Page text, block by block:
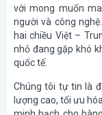
với mong muốn
người và công
hai chiều Việt –
nhỏ đang gặp khó
quốc tế.
Chúng tôi tự tin là
lượng cao, tối ưu